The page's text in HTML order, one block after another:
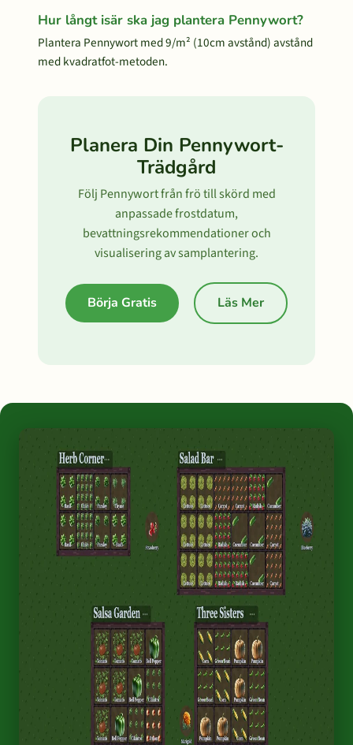
Hur långt isär ska jag plantera Pennywort?
Plantera Pennywort med 9/m² (10cm avstånd) avstånd
med kvadratfot-metoden.
Planera Din Pennywort-
Trädgård
Följ Pennywort från frö till skörd med
anpassade frostdatum,
bevattningsrekommendationer och
visualisering av samplantering.
Börja Gratis Läs Mer